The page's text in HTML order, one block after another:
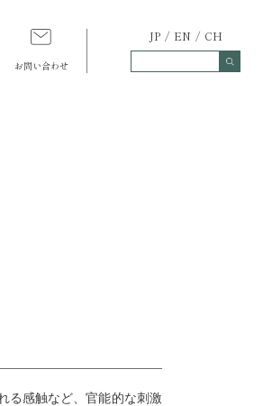
お問い合わせ
JP EN CH
る感触など、官能的な刺激